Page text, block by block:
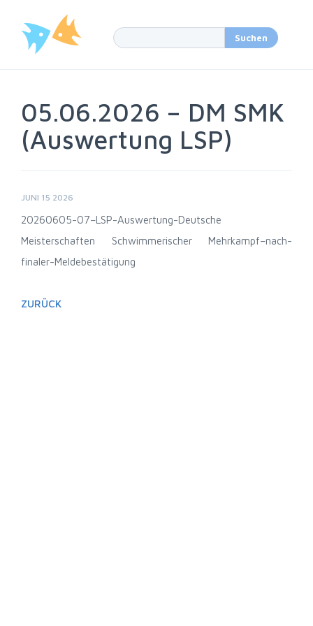
05.06.2026 – DM SMK
(Auswertung LSP)
JUNI 15 2026
20260605-07–LSP-Auswertung-Deutsche
Meisterschaften Schwimmerischer Mehrkampf–nach-
finaler-Meldebestätigung
ZURÜCK